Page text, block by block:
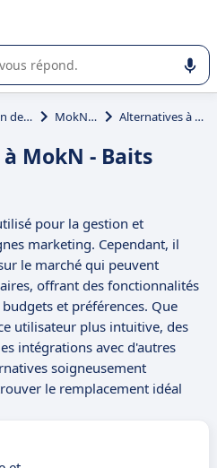
l'utilisation ou la sélection de
Détection des menaces MokN - Baits Alternatives à MokN - Baits
MokN - Baits
pour la gestion et
marketing. Cependant, il
le marché qui peuvent
offrant des fonctionnalités
et préférences. Que
utilisateur plus intuitive, des
intégrations avec d'autres
soigneusement
le remplacement idéal